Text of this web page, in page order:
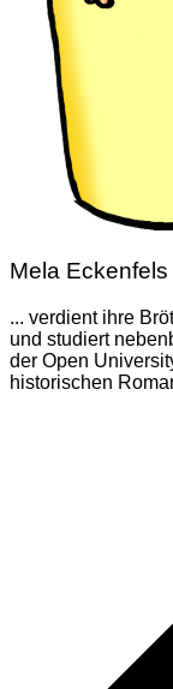
Mela Eckenfels
... verdient ihre
und studiert
der Open
historischen